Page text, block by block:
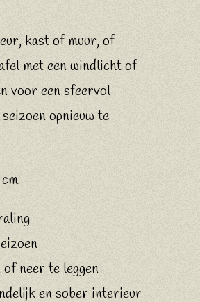
kast of muur, of
met een windlicht of
voor een sfeervol
opnieuw te
neer te leggen
en sober interieur